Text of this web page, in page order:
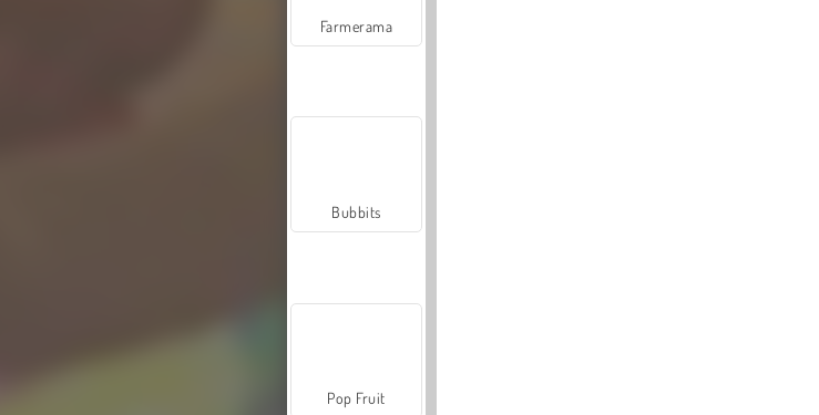
Farmerama
Bubbits
Pop Fruit